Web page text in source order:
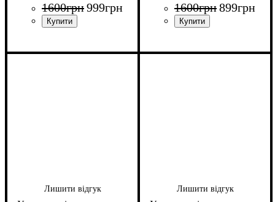
1600грн999грн 1600грн899грн
Лишити відгук Лишити відгук